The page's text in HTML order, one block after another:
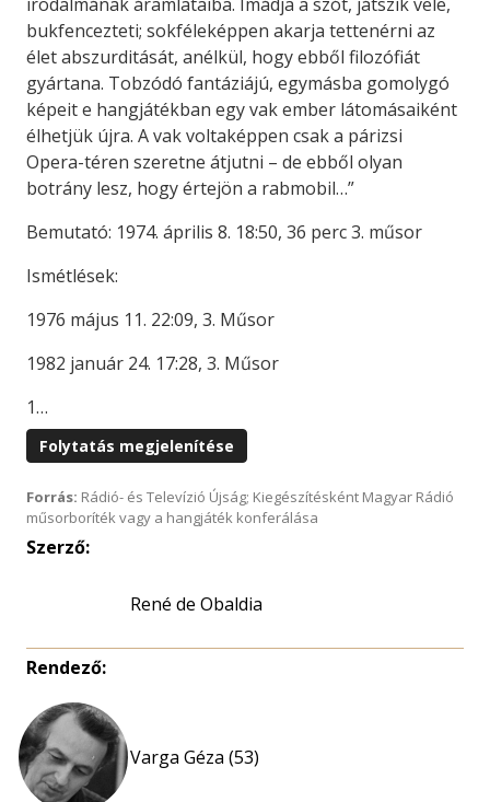
bukfencezteti; sokféleképpen akarja tettenérni az
élet abszurditását, anélkül, hogy ebből filozófiát
gyártana. Tobzódó fantáziájú, egymásba gomolygó
képeit e hangjátékban egy vak ember látomásaiként
élhetjük újra. A vak voltaképpen csak a párizsi
Opera-téren szeretne átjutni – de ebből olyan
botrány lesz, hogy értejön a rabmobil…”
Bemutató: 1974. április 8. 18:50, 36 perc 3. műsor
Ismétlések:
1976 május 11. 22:09, 3. Műsor
1982 január 24. 17:28, 3. Műsor
1…
Folytatás megjelenítése
Forrás: Rádió- és Televízió Újság; Kiegészítésként Magyar Rádió
műsorboríték vagy a hangjáték konferálása
Szerző:
René de Obaldia
Rendező:
Varga Géza (53)